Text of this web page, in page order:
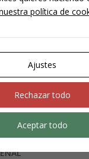
delitos
ilícita
política de
Ajustes
Rechazar todo
Aceptar todo